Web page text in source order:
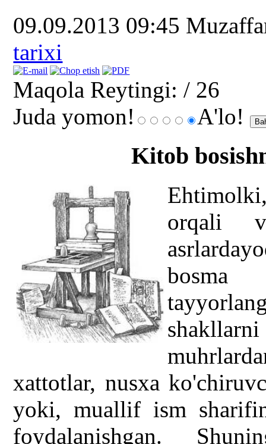
09.09.2013 09:45
tarixi
Maqola Reytingi: / 26
Juda yomon!
A'lo!
Kitob
orqali
bosma
xattotlar, nusxa
yoki, muallif ism
foydalanishgan.